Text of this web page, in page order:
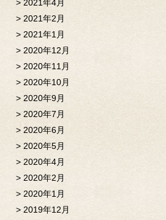
2021年4月
2021年2月
2021年1月
2020年12月
2020年11月
2020年10月
2020年9月
2020年7月
2020年6月
2020年5月
2020年4月
2020年2月
2020年1月
2019年12月